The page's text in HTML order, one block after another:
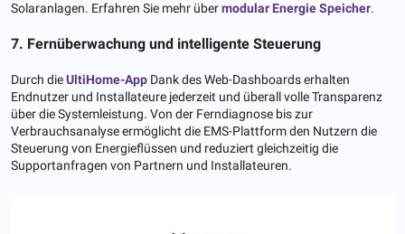
Solaranlagen. Erfahren Sie mehr übermodular EnergieSpeicher.
7. Fernüberwachung und intelligente Steuerung
Durch dieUltiHome-App Dank des Web-Dashboards erhalten
Endnutzer und Installateure jederzeit und überall volle Transparenz
über die Systemleistung. Von der Ferndiagnose bis zur
Verbrauchsanalyse ermöglicht die EMS-Plattform den Nutzern die
Steuerung von Energieflüssen und reduziert gleichzeitig die
Supportanfragen von Partnern und Installateuren.